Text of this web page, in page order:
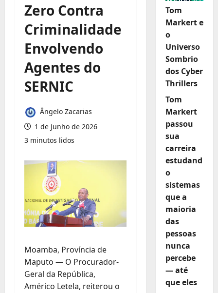
Zero Contra
Criminalidade
Envolvendo
Agentes do
SERNIC
Ângelo Zacarias
1 de Junho de 2026
3 minutos lidos
Moamba, Província de
Maputo — O Procurador-
Geral da República,
Américo Letela, reiterou o
Tom
Markert e
o
Universo
Sombrio
dos Cyber
Thrillers
Tom
Markert
passou
sua
carreira
estudand
o
sistemas
que a
maioria
das
pessoas
nunca
percebe
— até
que eles